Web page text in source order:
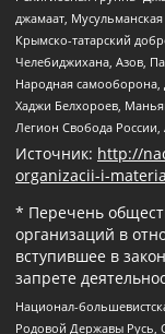
джамаат,
Крымско-татарский
Челебиджихана, Азов,
Народная самооборона,
Хаджи Белхороев,
Легион Свобода
Источник: http://
organizacii-i-
* Перечень
организаций в
вступившее в
запрете
Национал-
Родовой Державы Русь,